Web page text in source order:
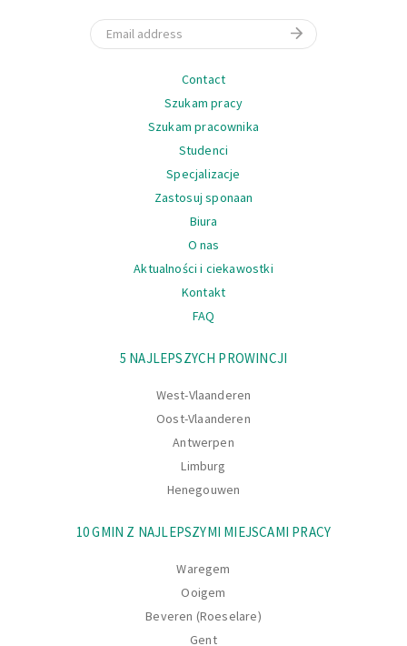
Email
Contact
Szukam pracy
Szukam pracownika
Studenci
Specjalizacje
Zastosuj sponaan
Biura
O nas
Aktualności i ciekawostki
Kontakt
FAQ
5 NAJLEPSZYCH PROWINCJI
West-Vlaanderen
Oost-Vlaanderen
Antwerpen
Limburg
Henegouwen
10 GMIN Z NAJLEPSZYMI MIEJSCAMI PRACY
Waregem
Ooigem
Beveren (Roeselare)
Gent